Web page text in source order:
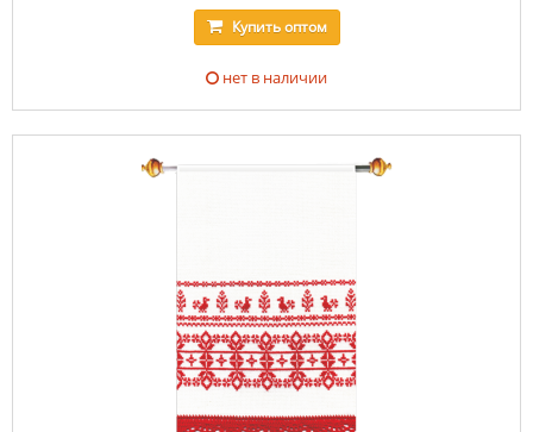
Купитьоптом
нет в наличии